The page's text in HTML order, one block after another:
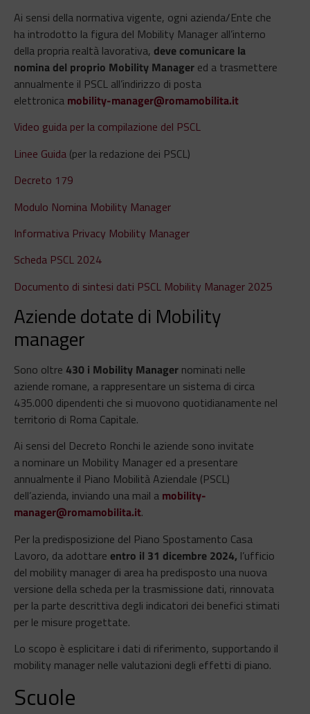
Ai sensi della normativa vigente, ogni azienda/Ente che
ha introdotto la figura del Mobility Manager all’interno
della propria realtà lavorativa, deve comunicare la
nomina del proprio Mobility Manager ed a trasmettere
annualmente il PSCL all’indirizzo di posta
elettronica mobility-manager@romamobilita.it
Video guida per la compilazione del PSCL
Linee Guida (per la redazione dei PSCL)
Decreto 179
Modulo Nomina Mobility Manager
Informativa Privacy Mobility Manager
Scheda PSCL 2024
Documento di sintesi dati PSCL Mobility Manager 2025
Aziende dotate di Mobility
manager
Sono oltre 430 i Mobility Manager nominati nelle
aziende romane, a rappresentare un sistema di circa
435.000 dipendenti che si muovono quotidianamente nel
territorio di Roma Capitale.
Ai sensi del Decreto Ronchi le aziende sono invitate
a nominare un Mobility Manager ed a presentare
annualmente il Piano Mobilità Aziendale (PSCL)
dell’azienda, inviando una mail a mobility-
manager@romamobilita.it.
Per la predisposizione del Piano Spostamento Casa
Lavoro, da adottare entro il 31 dicembre 2024, l’ufficio
del mobility manager di area ha predisposto una nuova
versione della scheda per la trasmissione dati, rinnovata
per la parte descrittiva degli indicatori dei benefici stimati
per le misure progettate.
Lo scopo è esplicitare i dati di riferimento, supportando il
mobility manager nelle valutazioni degli effetti di piano.
Scuole